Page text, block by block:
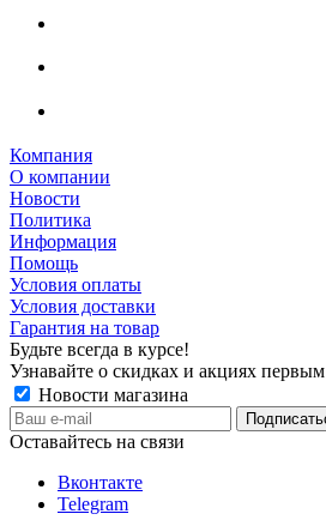
Компания
О компании
Новости
Политика
Информация
Помощь
Условия оплаты
Условия доставки
Гарантия на товар
Будьте всегда в курсе!
Узнавайте о скидках и акциях первым
Новости магазина
Оставайтесь на связи
Вконтакте
Telegram